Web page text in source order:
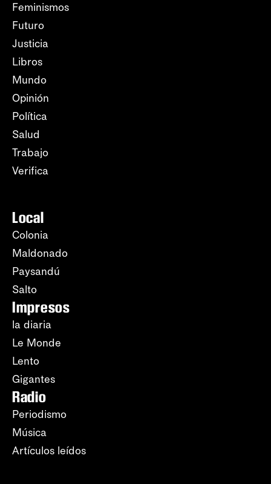
Feminismos
Futuro
Justicia
Libros
Mundo
Opinión
Política
Salud
Trabajo
Verifica
Local
Colonia
Maldonado
Paysandú
Salto
Impresos
la diaria
Le Monde
Lento
Gigantes
Radio
Periodismo
Música
Artículos leídos